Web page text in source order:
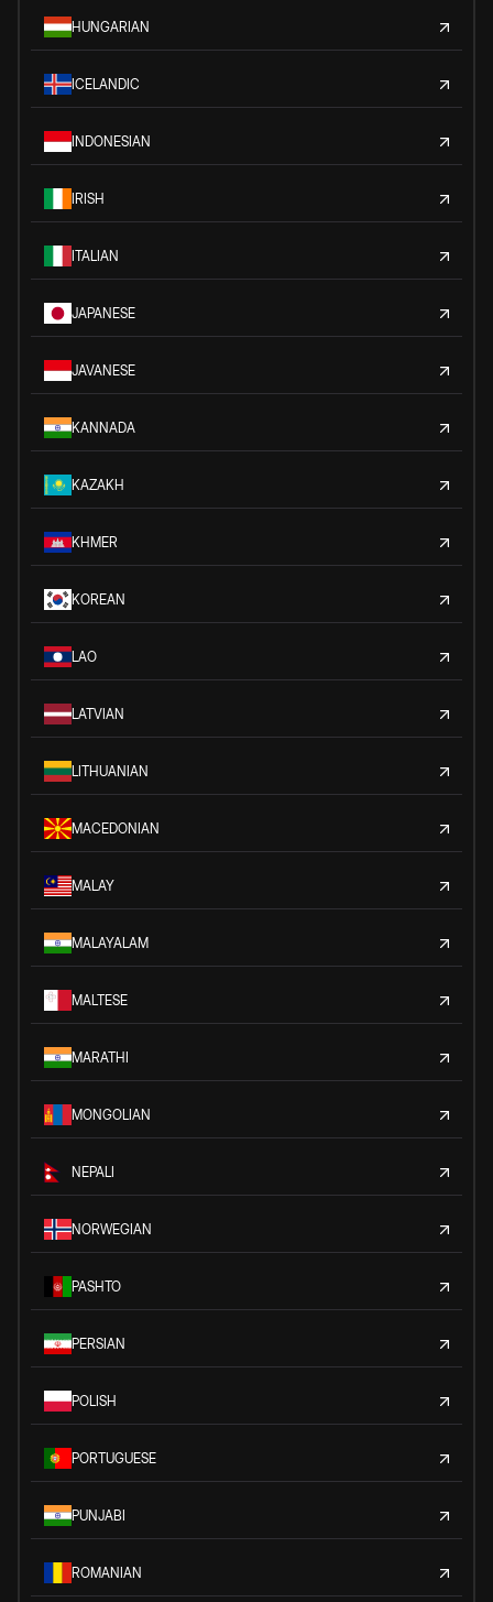
HUNGARIAN
ICELANDIC
INDONESIAN
IRISH
ITALIAN
JAPANESE
JAVANESE
KANNADA
KAZAKH
KHMER
KOREAN
LAO
LATVIAN
LITHUANIAN
MACEDONIAN
MALAY
MALAYALAM
MALTESE
MARATHI
MONGOLIAN
NEPALI
NORWEGIAN
PASHTO
PERSIAN
POLISH
PORTUGUESE
PUNJABI
ROMANIAN